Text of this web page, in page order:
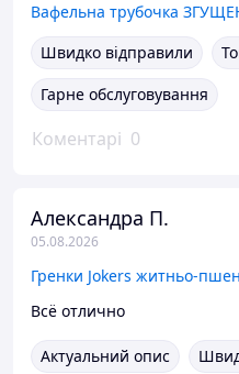
Швидко відправили
Гарне обслуговування
Коментарі 0
Александра П.
05.08.2026
Всё отлично
Актуальний опис